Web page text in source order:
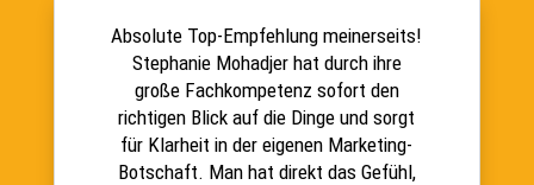
Absolute Top-Empfehlung meinerseits!
Stephanie Mohadjer hat durch ihre
große Fachkompetenz sofort den
richtigen Blick auf die Dinge und sorgt
für Klarheit in der eigenen Marketing-
Botschaft. Man hat direkt das Gefühl,